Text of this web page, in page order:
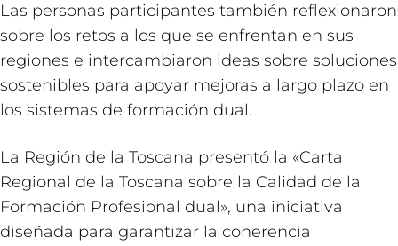
Las personas participantes también reflexionaron
sobre los retos a los que se enfrentan en sus
regiones e intercambiaron ideas sobre soluciones
sostenibles para apoyar mejoras a largo plazo en
los sistemas de formación dual.
La Región de la Toscana presentó la «Carta
Regional de la Toscana sobre la Calidad de la
Formación Profesional dual», una iniciativa
diseñada para garantizar la coherencia